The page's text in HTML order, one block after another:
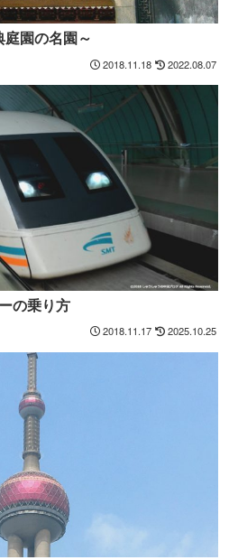
園の名園～
2018.11.18 2022.08.07
の乗り方
2018.11.17 2025.10.25